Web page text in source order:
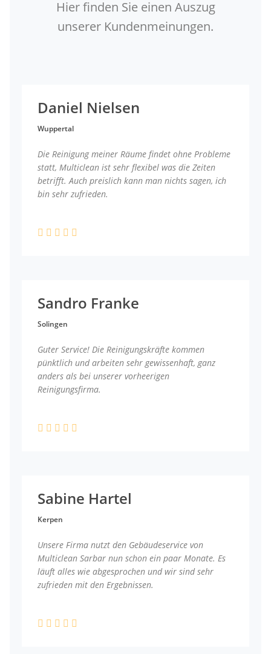
Hier finden Sie einen Auszug
unserer Kundenmeinungen.
Daniel Nielsen
Wuppertal
Die Reinigung meiner Räume findet ohne Probleme
statt, Multiclean ist sehr flexibel was die Zeiten
betrifft. Auch preislich kann man nichts sagen, ich
bin sehr zufrieden.
Sandro Franke
Solingen
Guter Service! Die Reinigungskräfte kommen
pünktlich und arbeiten sehr gewissenhaft, ganz
anders als bei unserer vorheerigen
Reinigungsfirma.
Sabine Hartel
Kerpen
Unsere Firma nutzt den Gebäudeservice von
Multiclean Sarbar nun schon ein paar Monate. Es
läuft alles wie abgesprochen und wir sind sehr
zufrieden mit den Ergebnissen.